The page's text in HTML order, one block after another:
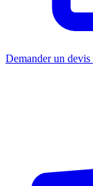
Demander un devis